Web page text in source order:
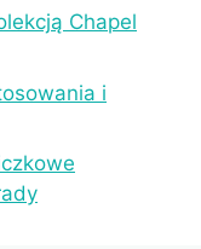
Chapel
i